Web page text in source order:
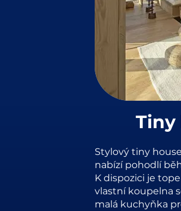
Tiny
Stylový tiny
nabízí pohodlí
K dispozici je
vlastní koupelna
malá kuchyňka